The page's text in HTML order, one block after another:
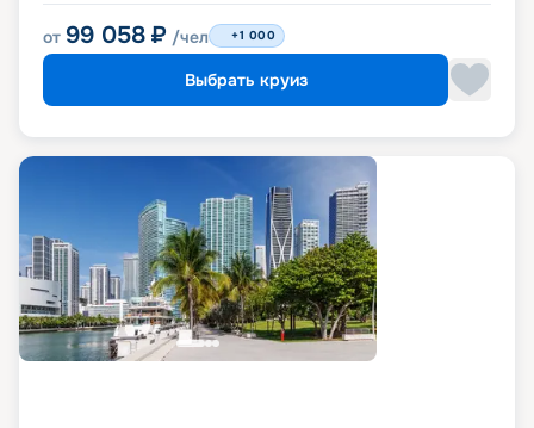
от 99 058 ₽ /чел +1 000
Выбрать круиз